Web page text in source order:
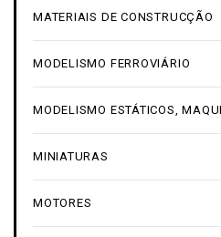
MATERIAIS DE CONSTRUCÇÃO
MODELISMO FERROVIÁRIO
MODELISMO ESTÁTICOS,
MINIATURAS
MOTORES